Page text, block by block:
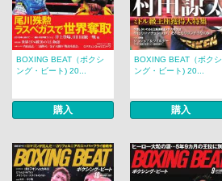
BOXING BEAT（ボクシ
ング・ビート) 20...
購入
BOXING BEAT（ボクシ
ング・ビート) 20...
購入